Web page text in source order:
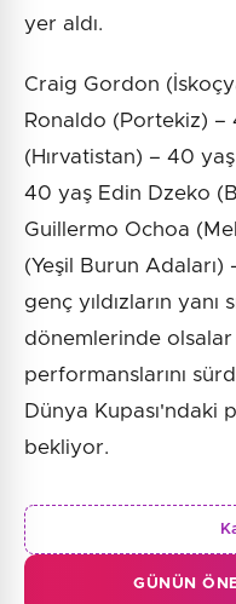
yer aldı.
Craig Gordon
Ronaldo (Portekiz) –
(Hırvatistan) – 40
40 yaş Edin Dzeko
Guillermo Ochoa
(Yeşil Burun
genç yıldızların
dönemlerinde
performanslarını
Dünya Kupası'ndaki
bekliyor.
GÜNÜN